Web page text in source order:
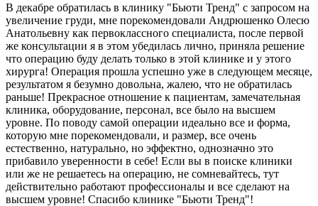
В декабре обратилась в клинику "Бьюти Тренд" с запросом на
увеличение груди​, мне порекомендовали Андрюшенко Олесю
Анатольевну как первоклассного специалиста, после первой
же консультации я в этом убедилась лично, приняла решение
что операцию буду делать только в этой клинике и у этого
хирурга! Операция прошла успешно уже в следующем месяце,
результатом я безумно довольна, жалею, что не обратилась
раньше! Прекрасное отношение к пациентам, замечательная
клиника, оборудование, персонал, все было на высшем
уровне. По поводу самой операции идеально все и форма,
которую мне порекомендовали, и размер, все очень
естественно, натурально, но эффектно, однозначно это
прибавило уверенности в себе! Если вы в поиске клиники
или же не решаетесь на операцию, не сомневайтесь, тут
действительно работают профессионалы и все сделают на
высшем уровне! Спасибо клинике "Бьюти Тренд"!